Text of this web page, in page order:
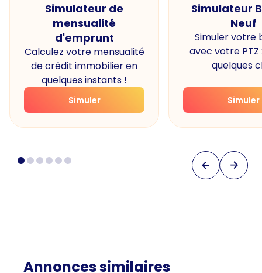
Simulateur de
mensualité
d'emprunt
Calculez votre mensualité
de crédit immobilier en
quelques instants !
Simuler
Simulateur
Neuf
Simuler votre
avec votre PTZ
quelques
Simuler
Annonces similaires